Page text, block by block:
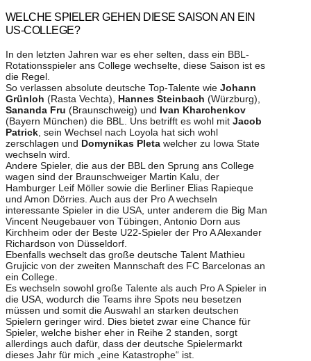
WELCHE SPIELER GEHEN DIESE SAISON AN EIN
US-COLLEGE?
In den letzten Jahren war es eher selten, dass ein BBL-
Rotationsspieler ans College wechselte, diese Saison ist es
die Regel.
So verlassen absolute deutsche Top-Talente wie Johann
Grünloh (Rasta Vechta), Hannes Steinbach (Würzburg),
Sananda Fru (Braunschweig) und Ivan Kharchenkov
(Bayern München) die BBL. Uns betrifft es wohl mit Jacob
Patrick , sein Wechsel nach Loyola hat sich wohl
zerschlagen und Domynikas Pleta welcher zu Iowa State
wechseln wird.
Andere Spieler, die aus der BBL den Sprung ans College
wagen sind der Braunschweiger Martin Kalu, der
Hamburger Leif Möller sowie die Berliner Elias Rapieque
und Amon Dörries. Auch aus der Pro A wechseln
interessante Spieler in die USA, unter anderem die Big Man
Vincent Neugebauer von Tübingen, Antonio Dorn aus
Kirchheim oder der Beste U22-Spieler der Pro A Alexander
Richardson von Düsseldorf.
Ebenfalls wechselt das große deutsche Talent Mathieu
Grujicic von der zweiten Mannschaft des FC Barcelonas an
ein College.
Es wechseln sowohl große Talente als auch Pro A Spieler in
die USA, wodurch die Teams ihre Spots neu besetzen
müssen und somit die Auswahl an starken deutschen
Spielern geringer wird. Dies bietet zwar eine Chance für
Spieler, welche bisher eher in Reihe 2 standen, sorgt
allerdings auch dafür, dass der deutsche Spielermarkt
dieses Jahr für mich „eine Katastrophe“ ist.